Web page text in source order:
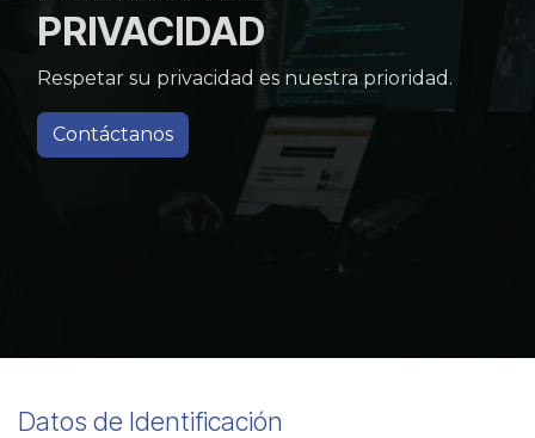
PRIVACIDAD
Respetar su privacidad es nuestra prioridad.
Contáctanos
Datos de Identificación